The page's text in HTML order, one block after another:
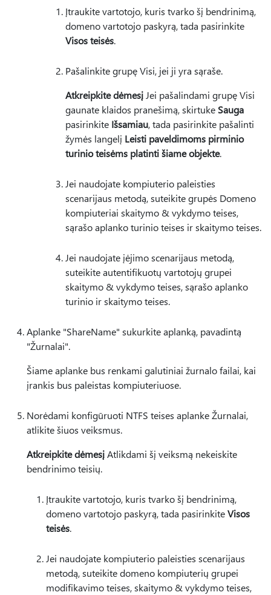
Įtraukite vartotojo, kuris tvarko šį bendrinimą,
domeno vartotojo paskyrą, tada pasirinkite
Visos teisės.
Pašalinkite grupę Visi, jei ji yra sąraše.
Atkreipkite dėmesį Jei pašalindami grupę Visi
gaunate klaidos pranešimą, skirtuke Sauga
pasirinkite Išsamiau, tada pasirinkite pašalinti
žymės langelį Leisti paveldimoms pirminio
turinio teisėms platinti šiame objekte.
Jei naudojate kompiuterio paleisties
scenarijaus metodą, suteikite grupės Domeno
kompiuteriai skaitymo & vykdymo teises,
sąrašo aplanko turinio teises ir skaitymo teises.
Jei naudojate įėjimo scenarijaus metodą,
suteikite autentifikuotų vartotojų grupei
skaitymo & vykdymo teises, sąrašo aplanko
turinio ir skaitymo teises.
Aplanke "ShareName" sukurkite aplanką, pavadintą
"Žurnalai".
Šiame aplanke bus renkami galutiniai žurnalo failai, kai
įrankis bus paleistas kompiuteriuose.
Norėdami konfigūruoti NTFS teises aplanke Žurnalai,
atlikite šiuos veiksmus.
Atkreipkite dėmesįAtlikdami šį veiksmą nekeiskite
bendrinimo teisių.
Įtraukite vartotojo, kuris tvarko šį bendrinimą,
domeno vartotojo paskyrą, tada pasirinkiteVisos
teisės.
Jei naudojate kompiuterio paleisties scenarijaus
metodą, suteikite domeno kompiuterių grupei
modifikavimo teises, skaitymo & vykdymo teises,